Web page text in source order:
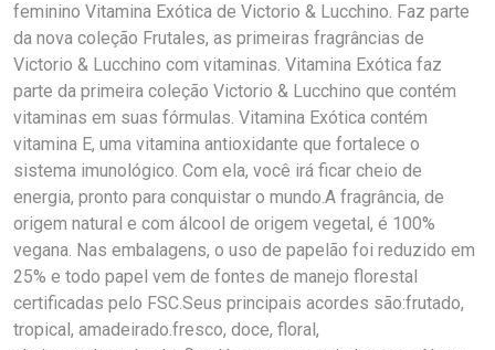
feminino Vitamina Exótica de Victorio & Lucchino. Faz parte
da nova coleção Frutales, as primeiras fragrâncias de
Victorio & Lucchino com vitaminas. Vitamina Exótica faz
parte da primeira coleção Victorio & Lucchino que contém
vitaminas em suas fórmulas. Vitamina Exótica contém
vitamina E, uma vitamina antioxidante que fortalece o
sistema imunológico. Com ela, você irá ficar cheio de
energia, pronto para conquistar o mundo.A fragrância, de
origem natural e com álcool de origem vegetal, é 100%
vegana. Nas embalagens, o uso de papelão foi reduzido em
25% e todo papel vem de fontes de manejo florestal
certificadas pelo FSC.Seus principais acordes são:frutado,
tropical, amadeirado.fresco, doce, floral,